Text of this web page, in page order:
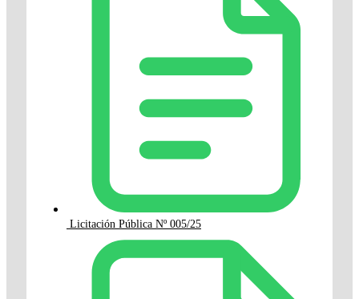
Licitación Pública Nº 005/25